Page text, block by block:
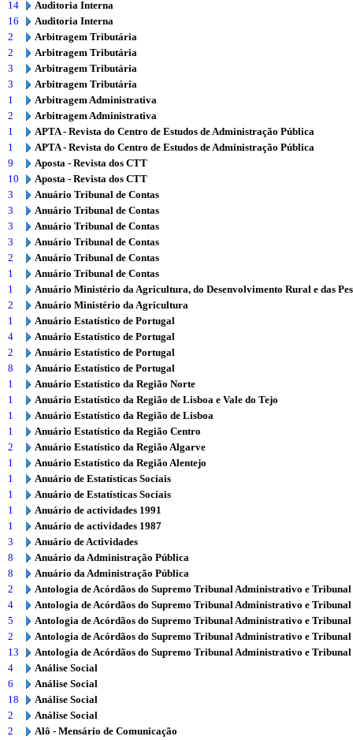
14
Auditoria Interna
16
Auditoria Interna
2
Arbitragem Tributária
2
Arbitragem Tributária
3
Arbitragem Tributária
3
Arbitragem Tributária
1
Arbitragem Administrativa
2
Arbitragem Administrativa
1
APTA - Revista do Centro de Estudos de Administração Pública
1
APTA - Revista do Centro de Estudos de Administração Pública
9
Aposta - Revista dos CTT
10
Aposta - Revista dos CTT
3
Anuário Tribunal de Contas
3
Anuário Tribunal de Contas
3
Anuário Tribunal de Contas
3
Anuário Tribunal de Contas
2
Anuário Tribunal de Contas
1
Anuário Tribunal de Contas
1
Anuário Ministério da Agricultura, do Desenvolvimento Rural e das
2
Anuário Ministério da Agricultura
1
Anuário Estatístico de Portugal
4
Anuário Estatístico de Portugal
2
Anuário Estatístico de Portugal
8
Anuário Estatístico de Portugal
1
Anuário Estatístico da Região Norte
1
Anuário Estatístico da Região de Lisboa e Vale do Tejo
1
Anuário Estatístico da Região de Lisboa
1
Anuário Estatístico da Região Centro
2
Anuário Estatístico da Região Algarve
1
Anuário Estatístico da Região Alentejo
1
Anuário de Estatísticas Sociais
1
Anuário de Estatísticas Sociais
1
Anuário de actividades 1991
1
Anuário de actividades 1987
3
Anuário de Actividades
8
Anuário da Administração Pública
8
Anuário da Administração Pública
2
Antologia de Acórdãos do Supremo Tribunal Administrativo e
4
Antologia de Acórdãos do Supremo Tribunal Administrativo e
5
Antologia de Acórdãos do Supremo Tribunal Administrativo e
2
Antologia de Acórdãos do Supremo Tribunal Administrativo e
13
Antologia de Acórdãos do Supremo Tribunal Administrativo e
4
Análise Social
6
Análise Social
18
Análise Social
2
Análise Social
2
Alô - Mensário de Comunicação